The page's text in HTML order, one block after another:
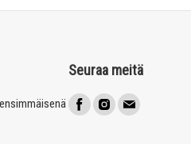
Seuraa meitä